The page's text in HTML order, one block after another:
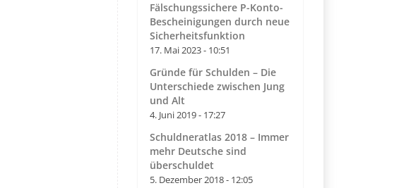
Fälschungssichere P-Konto-
Bescheinigungen durch neue
Sicherheitsfunktion
17. Mai 2023 - 10:51
Gründe für Schulden – Die
Unterschiede zwischen Jung
und Alt
4. Juni 2019 - 17:27
Schuldneratlas 2018 – Immer
mehr Deutsche sind
überschuldet
5. Dezember 2018 - 12:05